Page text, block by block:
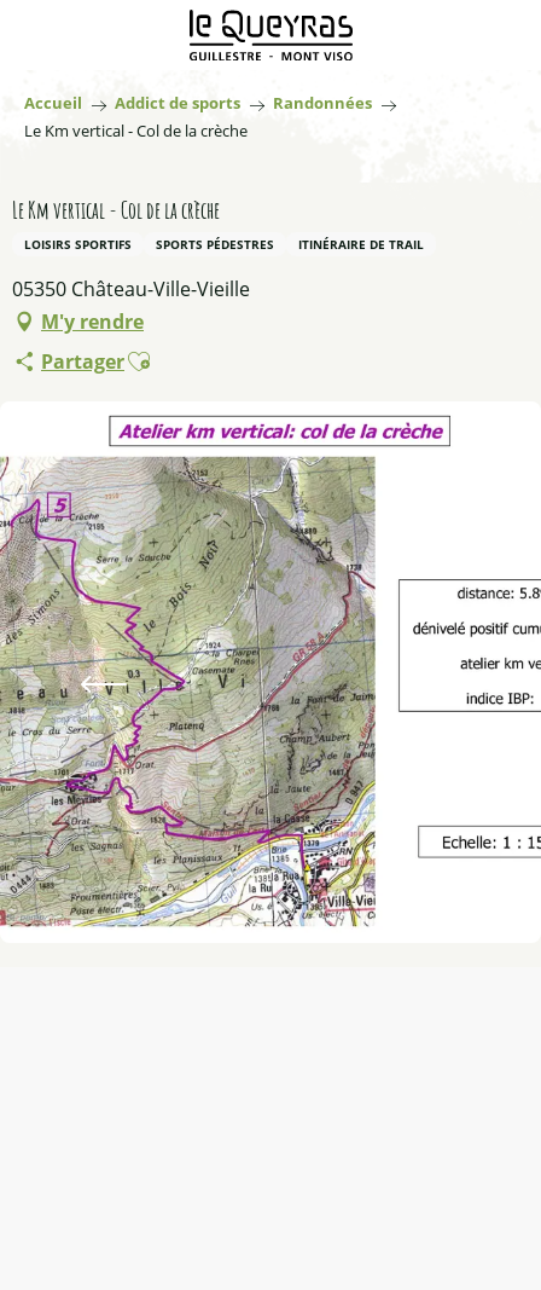
principal
Accueil Addict de sports
Randonnées
Le Km vertical - Col de la crèche
Le Km vertical - Col de la crèche
LOISIRS SPORTIFS SPORTS PÉDESTRES ITINÉRAIRE DE TRAIL
05350 Château-Ville-Vieille
M'y rendre
PartagerAjouter aux favoris